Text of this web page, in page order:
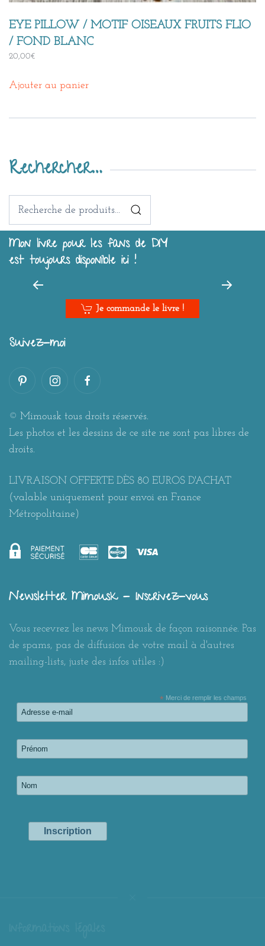
EYE PILLOW / MOTIF OISEAUX FRUITS FLIO
/ FOND BLANC
20,00€
Ajouter au panier
Rechercher…
Recherche
Mon livre pour les fans de DIY
est toujours disponible ici !
Je commande le livre !
Suivez-moi
© Mimousk tous droits réservés.
Les photos et les dessins de ce site ne sont pas libres de
droits.
LIVRAISON OFFERTE DÈS 80 EUROS D'ACHAT
(valable uniquement pour envoi en France
Métropolitaine)
Newsletter Mimousk - Inscrivez-vous
Vous recevrez les news Mimousk de façon raisonnée. Pas
de spams, pas de diffusion de votre mail à d'autres
mailing-lists, juste des infos utiles :)
* Merci de remplir les champs